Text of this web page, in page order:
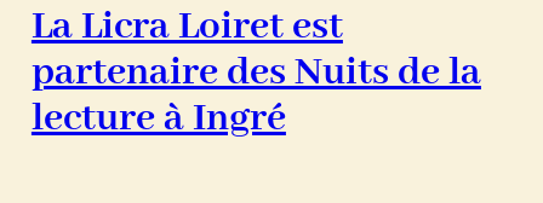
La Licra Loiret est
partenaire des Nuits de la
lecture à Ingré